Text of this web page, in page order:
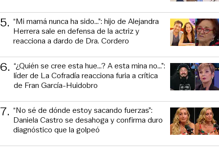
5. “Mi mamá nunca ha sido...”: hijo de Alejandra
Herrera sale en defensa de la actriz y
reacciona a dardo de Dra. Cordero
6. “¿Quién se cree esta hue...? A esta mina no...”:
líder de La Cofradía reacciona furia a crítica
de Fran García-Huidobro
7. “No sé de dónde estoy sacando fuerzas”:
Daniela Castro se desahoga y confirma duro
diagnóstico que la golpeó